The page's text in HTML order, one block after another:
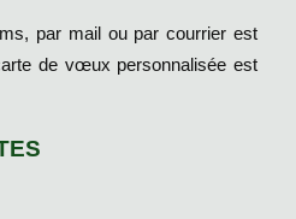
par mail ou par courrier est
de vœux personnalisée est